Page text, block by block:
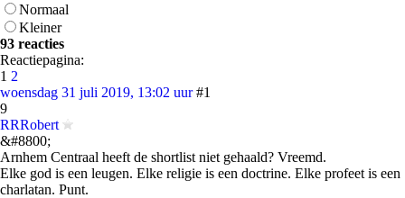
Normaal
Kleiner
93 reacties
Reactiepagina:
1 2
woensdag 31 juli 2019, 13:02 uur #1
9
RRRobert
&#8800;
Arnhem Centraal heeft de shortlist niet gehaald? Vreemd.
Elke god is een leugen. Elke religie is een doctrine. Elke profeet is een
charlatan. Punt.